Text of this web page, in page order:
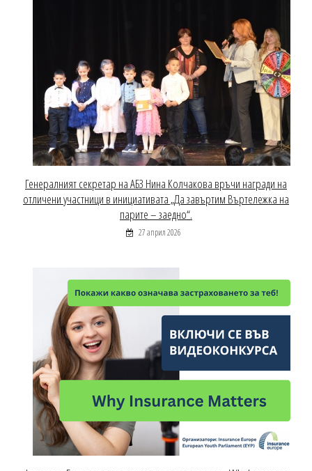
Генералният секретар на АБЗ Нина Колчакова връчи награди на
отличени участници в инициативата „Да завъртим Въртележка на
парите – заедно“.
27 април 2026